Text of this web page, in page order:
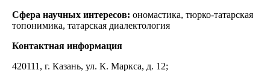
Сфера научных интересов: ономастика, тюрко-татарская
топонимика, татарская диалектология
Контактная информация
420111, г. Казань, ул. К. Маркса, д. 12;